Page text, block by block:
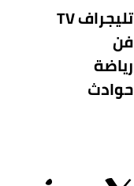
تليجراف TV
فن
رياضة
حوادث